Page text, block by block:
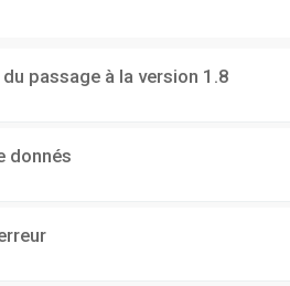
passage à la version 1.8
donnés